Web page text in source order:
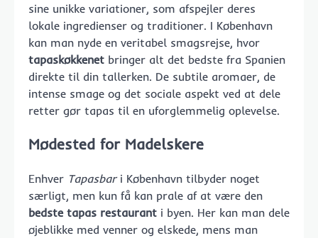
sine unikke variationer, som afspejler deres
lokale ingredienser og traditioner. I København
kan man nyde en veritabel smagsrejse, hvor
tapaskøkkenet bringer alt det bedste fra Spanien
direkte til din tallerken. De subtile aromaer, de
intense smage og det sociale aspekt ved at dele
retter gør tapas til en uforglemmelig oplevelse.
Mødested for Madelskere
Enhver Tapasbari København tilbyder noget
særligt, men kun få kan prale af at være den
bedste tapas restaurant i byen. Her kan man dele
øjeblikke med venner og elskede, mens man